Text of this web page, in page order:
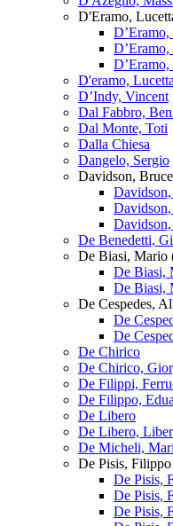
D'Eramo,
D'eramo, Lucetta
D’Indy, Vincent
Dal Fabbro,
Dal Monte, Toti
Dalla Chiesa
Dangelo, Sergio
Davidson, Bruce
De Benedetti,
De Biasi, Mario
De Biasi,
De Biasi,
De Cespedes,
De
De
De Chirico
De Chirico,
De Filippi,
De Filippo,
De Libero
De Libero,
De Micheli,
De Pisis, Filippo
De Pisis,
De Pisis,
De Pisis,